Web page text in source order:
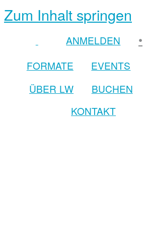
Zum Inhalt springen
ANMELDEN •
FORMATE
EVENTS
ÜBER LW BUCHEN
KONTAKT